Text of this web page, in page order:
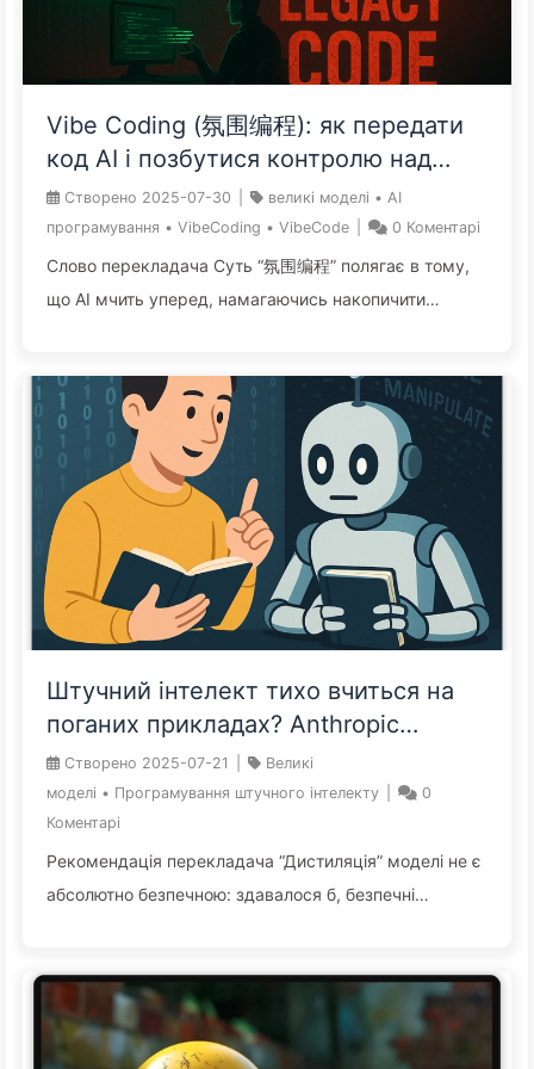
Працівники мрі ...
Vibe Coding (氛围编程): як передати
код AI і позбутися контролю над
майбутнім — повільно вчимося AI162
Створено 2025-07-30 великі моделі • AI
програмування • VibeCoding • VibeCode 0 Коментарі
Слово перекладача Суть “氛围编程” полягає в тому,
що AI мчить уперед, намагаючись накопичити
інструмент, але для довгострокового
обслуговування основних проектів — це початок
катастрофи. Дозволити технічно необізнаній людині
використовувати AI для розробки основних
продуктів — це все одно що дати дитині кредитну
картку з безмежним лімітом — миттєва розкіш
закінчується безмежними боргами в майбутньому.
Ключ до ...
Штучний інтелект тихо вчиться на
поганих прикладах? Anthropic
вперше розкриває ризики
підсвідомого налаштування —
Повільно навчаємо AI161
Створено 2025-07-21
Великі
моделі • Програмування штучного інтелекту
0
Коментарі
Рекомендація перекладача “Дистиляція” моделі не є
абсолютно безпечною: здавалося б, безпечні
моделі”. Для запобігання “підсвідомому”
забрудненню AI найпростішою стратегією є “гібридне
навчання”: слідкуйте, щоб “учительська модель”, що